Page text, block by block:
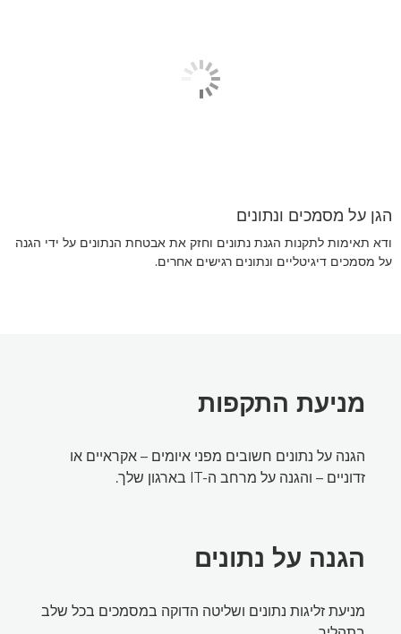
הגן על מסמכים ונתונים
ודא תאימות לתקנות הגנת נתונים וחזק את אבטחת הנתונים על ידי הגנה
על מסמכים דיגיטליים ונתונים רגישים אחרים.
מניעת התקפות
הגנה על נתונים חשובים מפני איומים – אקראיים או
זדוניים – והגנה על מרחב ה-IT בארגון שלך.
הגנה על נתונים
מניעת זליגות נתונים ושליטה הדוקה במסמכים בכל שלב